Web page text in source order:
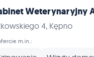
Weterynaryjny
4, Kępno
m.in.: